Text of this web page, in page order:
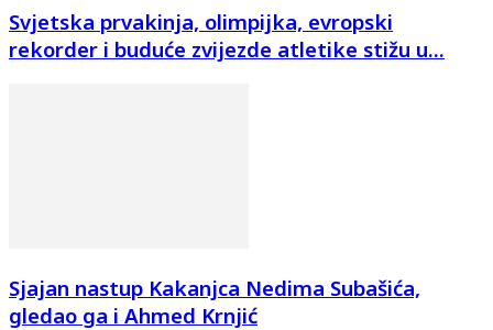
Svjetska prvakinja, olimpijka, evropski
rekorder i buduće zvijezde atletike stižu u...
Sjajan nastup Kakanjca Nedima Subašića,
gledao ga i Ahmed Krnjić